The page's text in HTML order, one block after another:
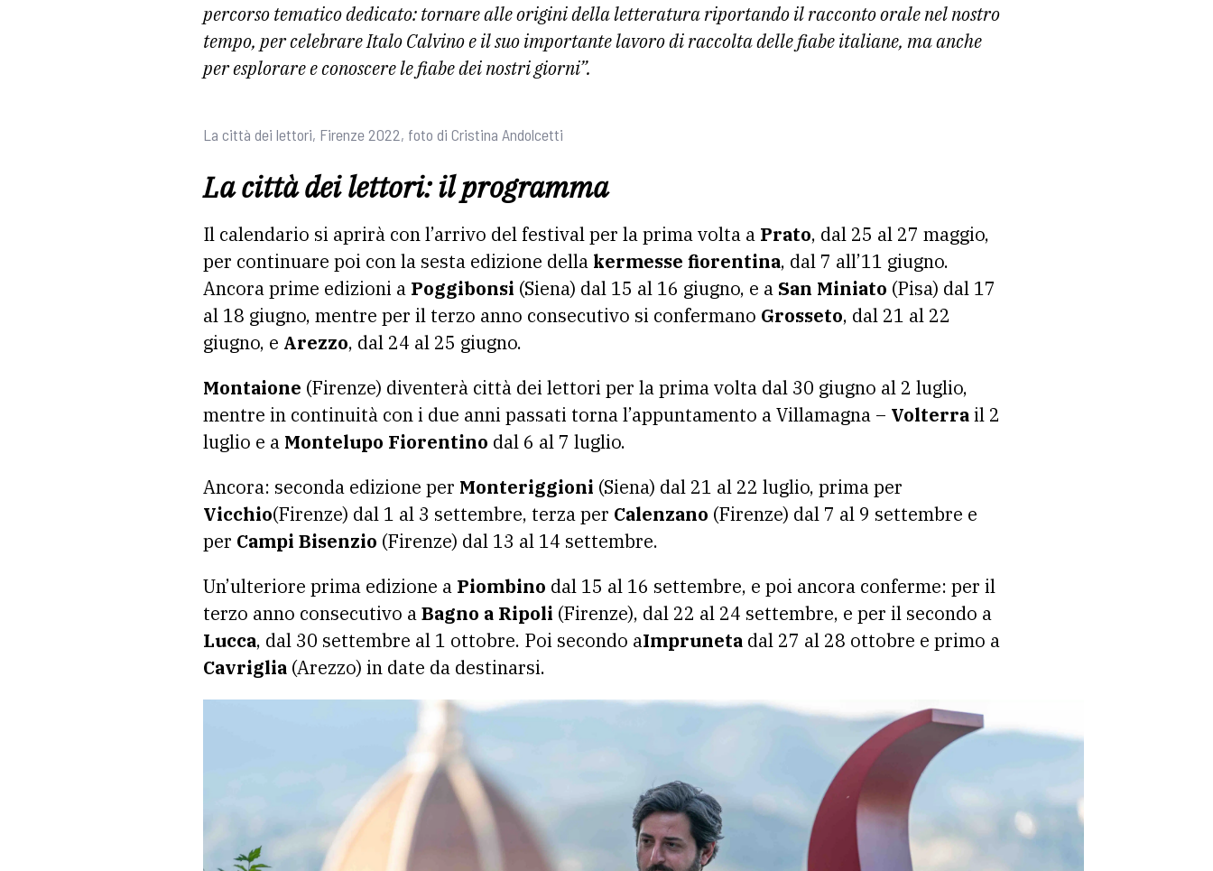
percorso tematico dedicato: tornare alle origini della letteratura riportando il racconto orale nel nostro
tempo, per celebrare Italo Calvino e il suo importante lavoro di raccolta delle fiabe italiane, ma anche
per esplorare e conoscere le fiabe dei nostri giorni”.
La città dei lettori, Firenze 2022, foto di Cristina Andolcetti
La città dei lettori: il programma
Il calendario si aprirà con l’arrivo del festival per la prima volta a Prato, dal 25 al 27 maggio,
per continuare poi con la sesta edizione della kermesse fiorentina, dal 7 all’11 giugno.
Ancora prime edizioni a Poggibonsi (Siena) dal 15 al 16 giugno, e a San Miniato (Pisa) dal 17
al 18 giugno, mentre per il terzo anno consecutivo si confermano Grosseto, dal 21 al 22
giugno, e Arezzo, dal 24 al 25 giugno.
Montaione (Firenze) diventerà città dei lettori per la prima volta dal 30 giugno al 2 luglio,
mentre in continuità con i due anni passati torna l’appuntamento a Villamagna – Volterrail 2
luglio e a Montelupo Fiorentino dal 6 al 7 luglio.
Ancora: seconda edizione per Monteriggioni (Siena) dal 21 al 22 luglio, prima per
Vicchio(Firenze) dal 1 al 3 settembre, terza per Calenzano (Firenze) dal 7 al 9 settembre e
per Campi Bisenzio (Firenze) dal 13 al 14 settembre.
Un’ulteriore prima edizione a Piombino dal 15 al 16 settembre, e poi ancora conferme: per il
terzo anno consecutivo aBagno a Ripoli (Firenze), dal 22 al 24 settembre, e per il secondo a
Lucca, dal 30 settembre al 1 ottobre. Poi secondo aImpruneta dal 27 al 28 ottobre e primo a
Cavriglia (Arezzo) in date da destinarsi.